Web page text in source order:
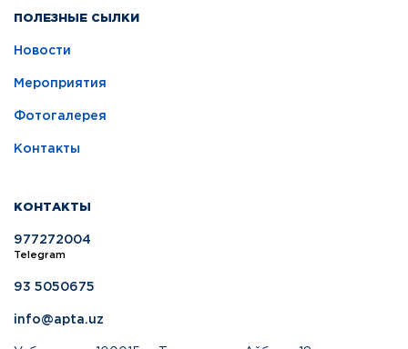
ПОЛЕЗНЫЕ СЫЛКИ
Новости
Мероприятия
Фотогалерея
Контакты
КОНТАКТЫ
977272004
Telegram
93 5050675
info@apta.uz